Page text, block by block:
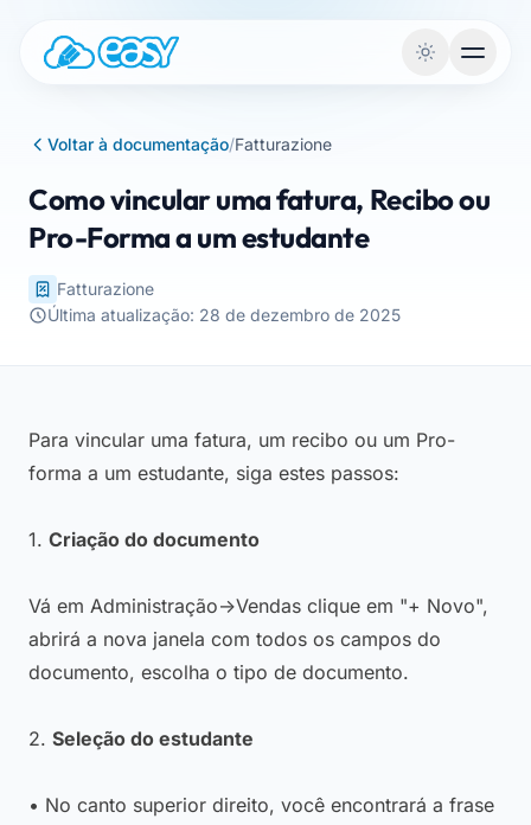
Voltar à documentação/Fatturazione
Como vincular uma fatura, Recibo ou
Pro-Forma a um estudante
Fatturazione
Última atualização: 28 de dezembro de 2025
Para vincular uma fatura, um recibo ou um Pro-
forma a um estudante, siga estes passos:
1. Criação do documento
Vá em Administração->Vendas clique em "+ Novo",
abrirá a nova janela com todos os campos do
documento, escolha o tipo de documento.
2. Seleção do estudante
• No canto superior direito, você encontrará a frase